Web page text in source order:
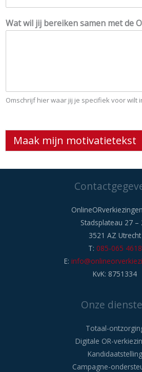
e
t
e
Wat wil jij bereiken samen met de
Omschrijf hier waar jij je specifiek voor wilt
Maak mijn motivatietekst
Stadsplateau 27 –
3521 AZ Utrecht
T: 085-065 4618
E:
KvK: 8751334
Onze
Totaal-
Digitale OR-
Kandidaatstelling
Campagne-